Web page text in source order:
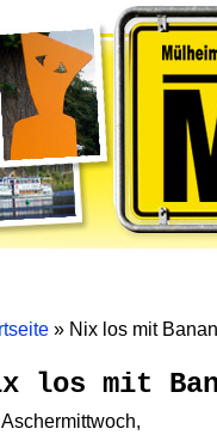
» Nix los mit
los mit